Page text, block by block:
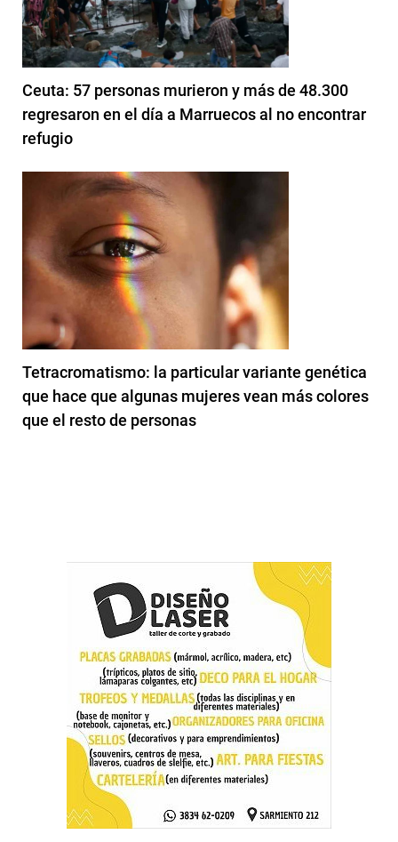
Ceuta: 57 personas murieron y más de 48.300
regresaron en el día a Marruecos al no encontrar
refugio
Tetracromatismo: la particular variante genética
que hace que algunas mujeres vean más colores
que el resto de personas